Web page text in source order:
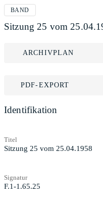
BAND
Sitzung 25 vom
ARCHIVPLAN
PDF-EXPORT
Identifikation
Titel
Sitzung 25 vom 25.04.1958
Signatur
F.1-1.65.25